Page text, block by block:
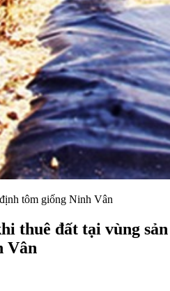
tôm giống Ninh Vân
thuê đất tại vùng sản
Vân